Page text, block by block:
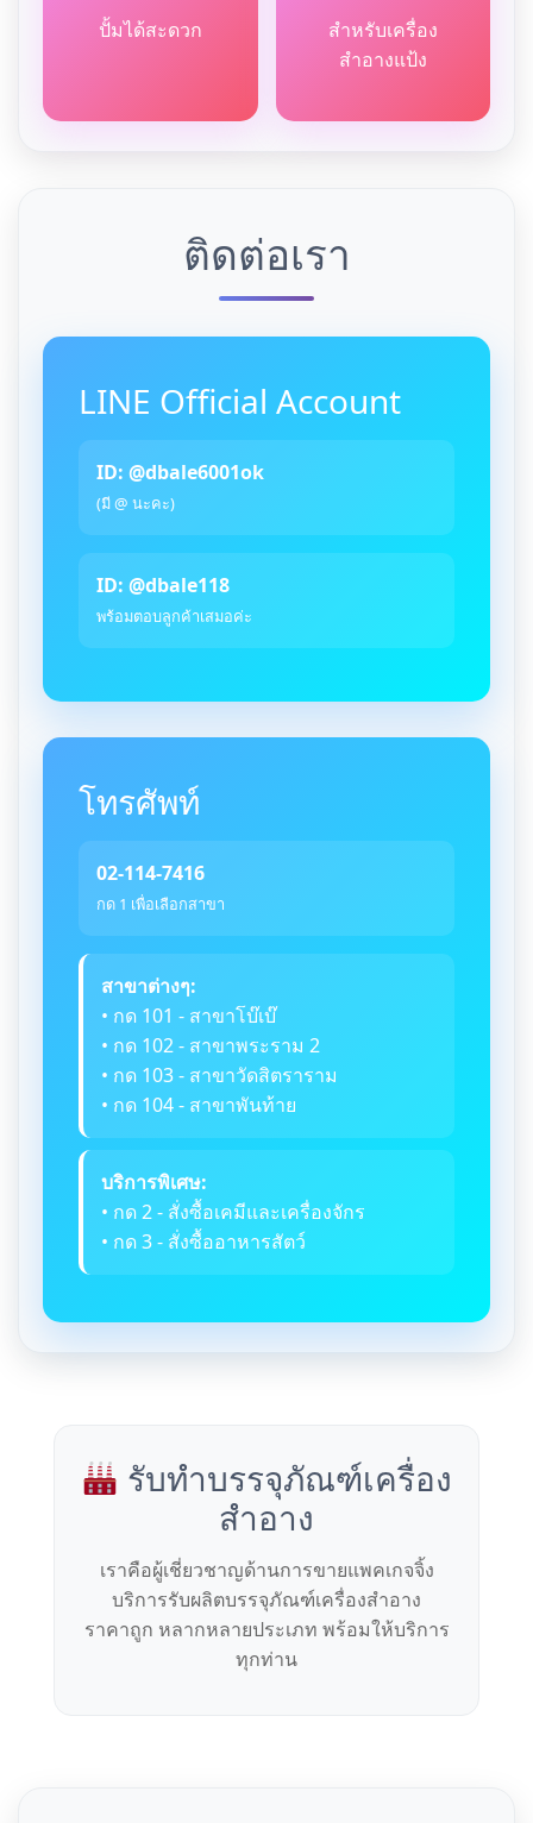
ปั้มได้สะดวก
สำหรับเครื่อง
สำอางแป้ง
ติดต่อเรา
LINE Official Account
ID: @dbale6001ok
(มี @ นะคะ)
ID: @dbale118
พร้อมตอบลูกค้าเสมอค่ะ
โทรศัพท์
02-114-7416
กด 1 เพื่อเลือกสาขา
สาขาต่างๆ:
• กด 101 - สาขาโบ๊เบ๊
• กด 102 - สาขาพระราม 2
• กด 103 - สาขาวัดสิตราราม
• กด 104 - สาขาพันท้าย
บริการพิเศษ:
• กด 2 - สั่งซื้อเคมีและเครื่องจักร
• กด 3 - สั่งซื้ออาหารสัตว์
รับทำบรรจุภัณฑ์เครื่อง
สำอาง
เราคือผู้เชี่ยวชาญด้านการขายแพคเกจจิ้ง
บริการรับผลิตบรรจุภัณฑ์เครื่องสำอาง
ราคาถูก หลากหลายประเภท พร้อมให้บริการ
ทุกท่าน